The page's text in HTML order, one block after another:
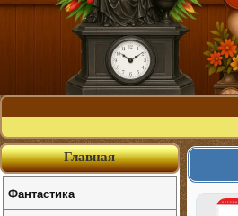
Главная
Фантастика